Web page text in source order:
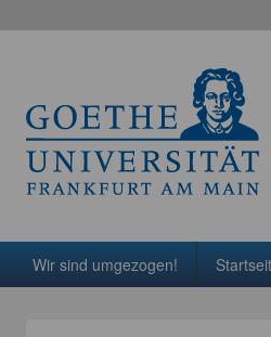
HauptmenüWeiter zum Hauptinhalt
Weiter zum Sekundärinhalt
Wir sind umgezogen!